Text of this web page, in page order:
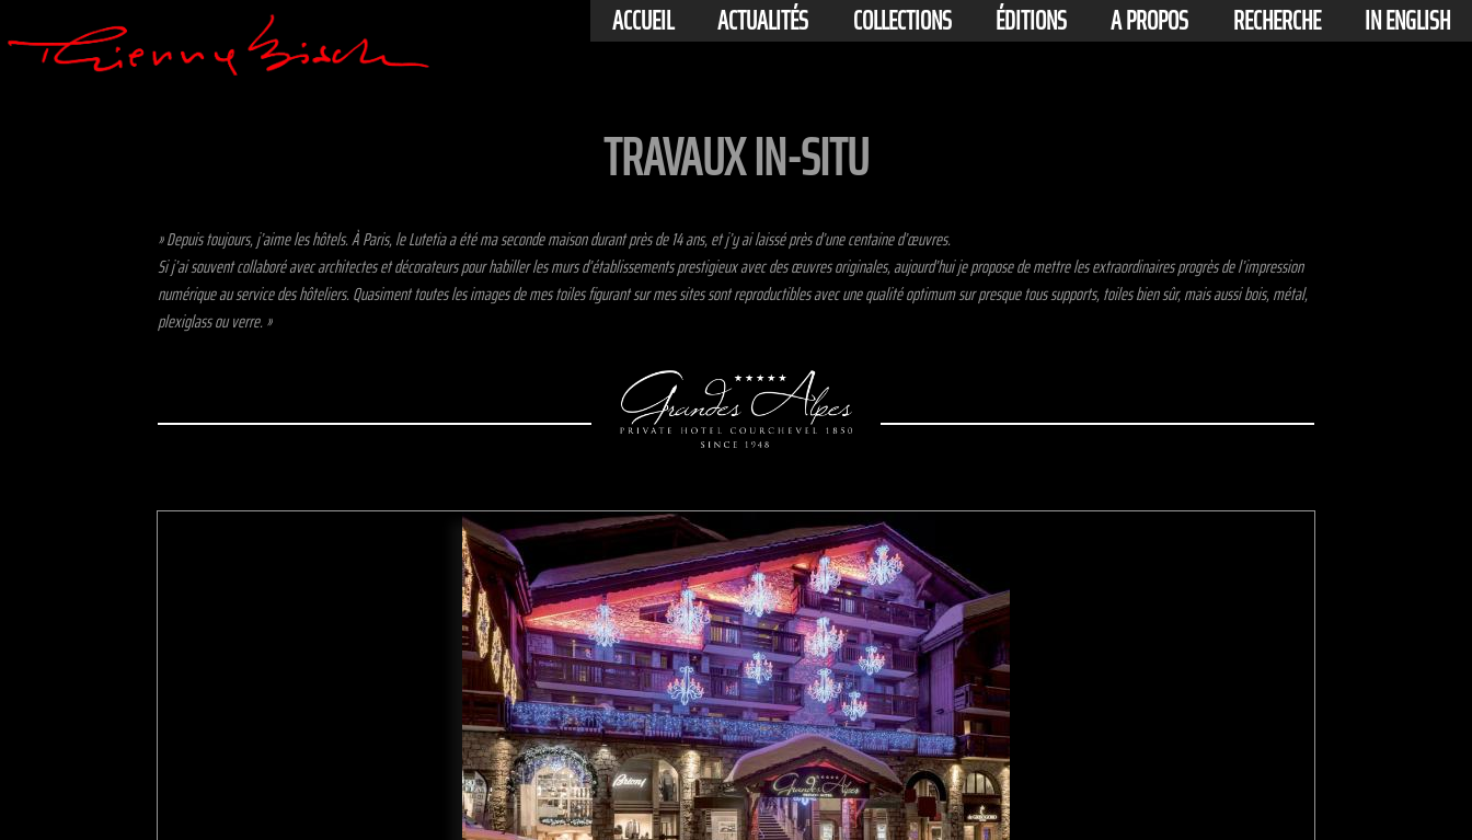
ACCUEIL ACTUALITÉS COLLECTIONS ÉDITIONS A PROPOS RECHERCHE IN ENGLISH
TRAVAUX IN-SITU
» Depuis toujours, j’aime les hôtels. À Paris, le Lutetia a été ma seconde maison durant près de 14 ans, et j’y ai laissé près d’une centaine d’œuvres.
Si j’ai souvent collaboré avec architectes et décorateurs pour habiller les murs d’établissements prestigieux avec des œuvres originales, aujourd’hui je propose de mettre les extraordinaires progrès de l’impression
numérique au service des hôteliers. Quasiment toutes les images de mes toiles figurant sur mes sites sont reproductibles avec une qualité optimum sur presque tous supports, toiles bien sûr, mais aussi bois, métal,
plexiglass ou verre. »